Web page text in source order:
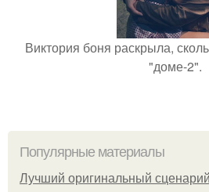
Виктория боня раскрыла,
"доме-2".
Популярные материалы
Лучший оригинальный